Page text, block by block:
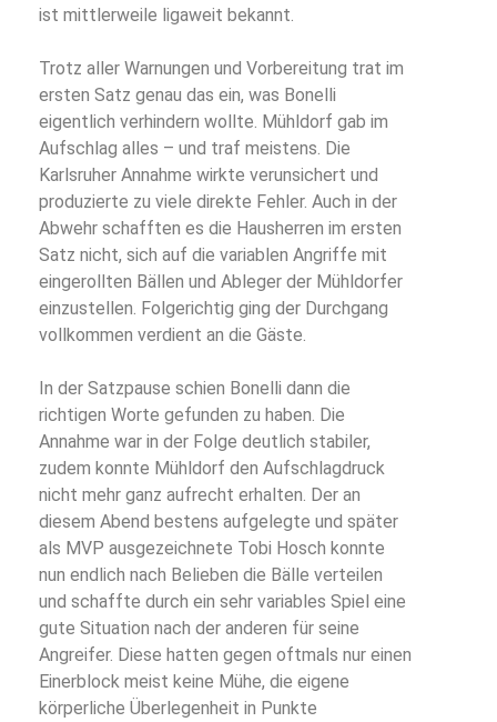
ist mittlerweile ligaweit bekannt.
Trotz aller Warnungen und Vorbereitung trat im
ersten Satz genau das ein, was Bonelli
eigentlich verhindern wollte. Mühldorf gab im
Aufschlag alles – und traf meistens. Die
Karlsruher Annahme wirkte verunsichert und
produzierte zu viele direkte Fehler. Auch in der
Abwehr schafften es die Hausherren im ersten
Satz nicht, sich auf die variablen Angriffe mit
eingerollten Bällen und Ableger der Mühldorfer
einzustellen. Folgerichtig ging der Durchgang
vollkommen verdient an die Gäste.
In der Satzpause schien Bonelli dann die
richtigen Worte gefunden zu haben. Die
Annahme war in der Folge deutlich stabiler,
zudem konnte Mühldorf den Aufschlagdruck
nicht mehr ganz aufrecht erhalten. Der an
diesem Abend bestens aufgelegte und später
als MVP ausgezeichnete Tobi Hosch konnte
nun endlich nach Belieben die Bälle verteilen
und schaffte durch ein sehr variables Spiel eine
gute Situation nach der anderen für seine
Angreifer. Diese hatten gegen oftmals nur einen
Einerblock meist keine Mühe, die eigene
körperliche Überlegenheit in Punkte